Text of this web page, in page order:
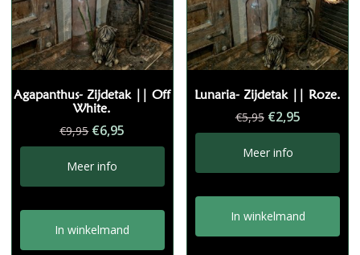
Agapanthus- Zijdetak || Off
White.
€9,95 Oorspronkelijke
prijs
was:
€9,95.
€6,95
prijs
€6,95.
Meer info
In winkelmand
Lunaria- Zijdetak || Roze.
€5,95
prijs
was:
€5,95.
€2,95Huidige
prijs
€2,95.
Meer info
In winkelmand